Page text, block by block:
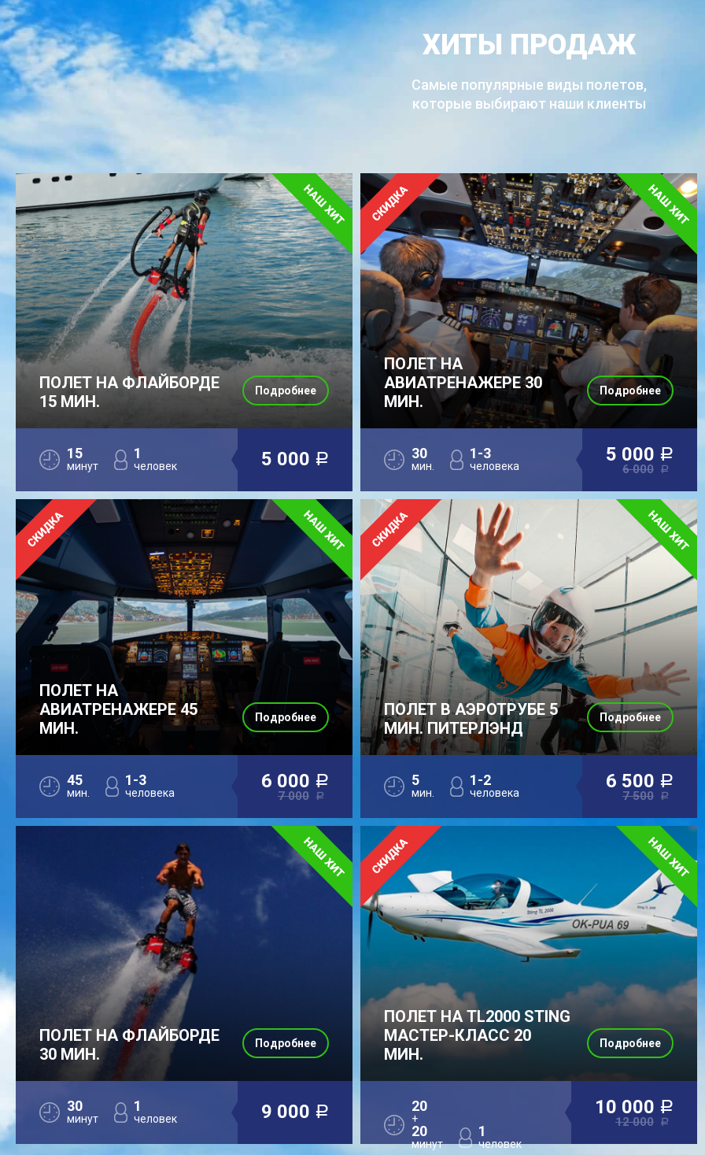
ХИТЫ ПРОДАЖ
Самые популярные виды полетов,
которые выбирают наши клиенты
ПОЛЕТ НА ФЛАЙБОРДЕ
15 МИН.
15
минут
1
человек 5 000 a
Подробнее
ПОЛЕТ НА
АВИАТРЕНАЖЕРЕ 30
МИН.
30
мин.
1-3
человека
5 000 a
6 000 a
Подробнее
ПОЛЕТ НА
АВИАТРЕНАЖЕРЕ 45
МИН.
45
мин.
1-3
человека
6 000 a
7 000 a
Подробнее
ПОЛЕТ В АЭРОТРУБЕ 5
МИН. ПИТЕРЛЭНД
5
мин.
1-2
человека
6 500 a
7 500 a
Подробнее
ПОЛЕТ НА ФЛАЙБОРДЕ
30 МИН.
30
минут
1
человек 9 000 a
Подробнее
ПОЛЕТ НА TL2000 STING
МАСТЕР-КЛАСС 20
МИН.
20
+
20
минут
1
человек
10 000 a
12 000 a
Подробнее